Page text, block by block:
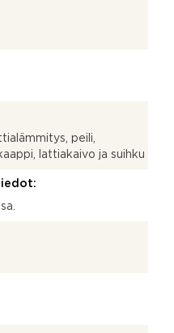
peili,
lattiakaivo ja suihku